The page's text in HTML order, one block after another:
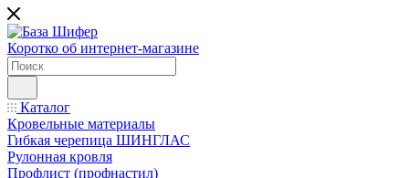
Коротко об интернет-магазине
Каталог
Кровельные материалы
Гибкая черепица ШИНГЛАС
Рулонная кровля
Профлист (профнастил)